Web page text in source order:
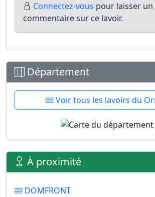
Connectez-vous pour laisser un
commentaire sur ce lavoir.
Département
Voir tous les lavoirs du
À proximité
DOMFRONT